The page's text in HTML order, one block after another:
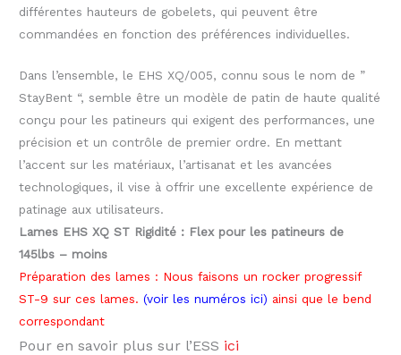
différentes hauteurs de gobelets, qui peuvent être
commandées en fonction des préférences individuelles.
Dans l’ensemble, le EHS XQ/005, connu sous le nom de ”
StayBent “, semble être un modèle de patin de haute qualité
conçu pour les patineurs qui exigent des performances, une
précision et un contrôle de premier ordre. En mettant
l’accent sur les matériaux, l’artisanat et les avancées
technologiques, il vise à offrir une excellente expérience de
patinage aux utilisateurs.
Lames EHS XQ ST Rigidité : Flex pour les patineurs de
145lbs – moins
Préparation des lames : Nous faisons un rocker progressif
ST-9 sur ces lames. (voir les numéros ici) ainsi que le bend
correspondant
Pour en savoir plus sur l’ESS ici